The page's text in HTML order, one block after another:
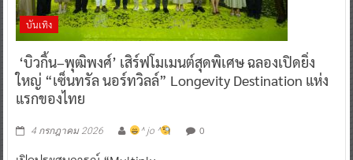
บันเทิง
‘บิวกิ้น–พุฒิพงศ์’ เสิร์ฟโมเมนต์สุดพิเศษ ฉลองเปิดยิ่ง
ใหญ่ “เซ็นทรัล นอร์ทวิลล์” Longevity Destination แห่ง
แรกของไทย
4 กรกฎาคม 2026 ^ jo ^ 0